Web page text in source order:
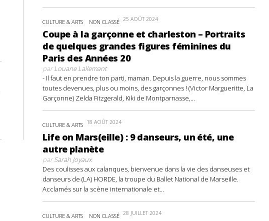
CULTURE & ARTS NON CLASSÉ 25 AOÛT 2024
Coupe à la garçonne et charleston – Portraits
de quelques grandes figures féminines du
Paris des Années 20
parLouane Lallemant
- Il faut en prendre ton parti, maman. Depuis la guerre, nous sommes
toutes devenues, plus ou moins, des garçonnes ! (Victor Margueritte, La
Garçonne) Zelda Fitzgerald, Kiki de Montparnasse,...
CULTURE & ARTS 18 AOÛT 2024
Life on Mars(eille) : 9 danseurs, un été, une
autre planète
parSarah Joyaux
Des coulisses aux calanques, bienvenue dans la vie des danseuses et
danseurs de (LA) HORDE, la troupe du Ballet National de Marseille.
Acclamés sur la scène internationale et...
CULTURE & ARTS NON CLASSÉ 28 JUILLET 2024